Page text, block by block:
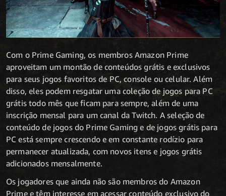
Com o Prime Gaming, os membros Amazon Prime
aproveitam um montão de conteúdos grátis e exclusivos
para seus jogos favoritos de PC, console ou celular. Além
disso, eles podem resgatar uma coleção de jogos para PC
grátis todo mês que ficam para sempre, além de uma
inscrição mensal para um canal da Twitch. A seleção de
conteúdo de jogos do Prime Gaming e de jogos grátis para
PC está sempre crescendo e em constante rodízio para
permanecer atualizada, com novos itens e jogos grátis
adicionados mensalmente.
Os jogadores que ainda não são membros do Amazon
Prime e têm interesse em acessar conteúdo exclusivo do